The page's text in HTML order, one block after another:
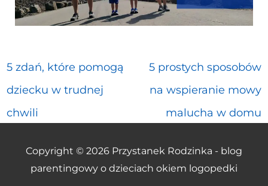
5 zdań, które pomogą
dziecku w trudnej
chwili
5 prostych sposobów
na wspieranie mowy
malucha w domu
Copyright © 2026 Przystanek Rodzinka - blog
parentingowy o dzieciach okiem logopedki